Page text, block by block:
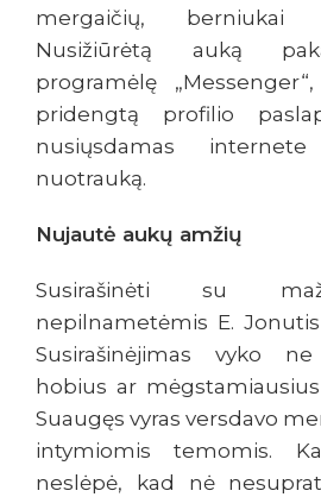
mergaičių, berniukai
Nusižiūrėtą auką
programėlę
pridengtą profilio
nusiųsdamas
nuotrauką.
Nujautė aukų amžių
Susirašinėti su
nepilnametėmis E.
Susirašinėjimas vyko
hobius ar
Suaugęs vyras versdavo
intymiomis temomis.
neslėpė, kad nė